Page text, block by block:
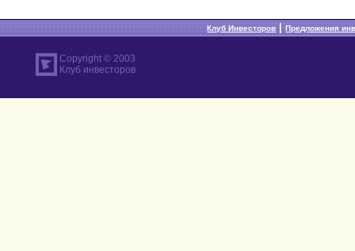
Клуб Инвесторов|Предложения
Copyright © 2003
Клуб инвесторов